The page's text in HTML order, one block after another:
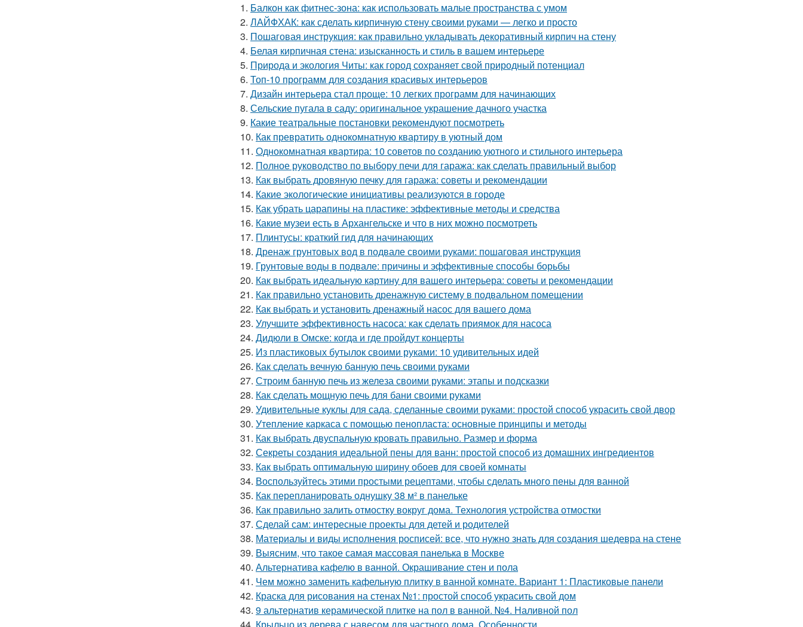
1. Балкон как фитнес-зона: как использовать малые пространства с умом
2. ЛАЙФХАК: как сделать кирпичную стену своими руками — легко и просто
3. Пошаговая инструкция: как правильно укладывать декоративный кирпич на стену
4. Белая кирпичная стена: изысканность и стиль в вашем интерьере
5. Природа и экология Читы: как город сохраняет свой природный потенциал
6. Топ-10 программ для создания красивых интерьеров
7. Дизайн интерьера стал проще: 10 легких программ для начинающих
8. Сельские пугала в саду: оригинальное украшение дачного участка
9. Какие театральные постановки рекомендуют посмотреть
10. Как превратить однокомнатную квартиру в уютный дом
11. Однокомнатная квартира: 10 советов по созданию уютного и стильного интерьера
12. Полное руководство по выбору печи для гаража: как сделать правильный выбор
13. Как выбрать дровяную печку для гаража: советы и рекомендации
14. Какие экологические инициативы реализуются в городе
15. Как убрать царапины на пластике: эффективные методы и средства
16. Какие музеи есть в Архангельске и что в них можно посмотреть
17. Плинтусы: краткий гид для начинающих
18. Дренаж грунтовых вод в подвале своими руками: пошаговая инструкция
19. Грунтовые воды в подвале: причины и эффективные способы борьбы
20. Как выбрать идеальную картину для вашего интерьера: советы и рекомендации
21. Как правильно установить дренажную систему в подвальном помещении
22. Как выбрать и установить дренажный насос для вашего дома
23. Улучшите эффективность насоса: как сделать приямок для насоса
24. Дидюли в Омске: когда и где пройдут концерты
25. Из пластиковых бутылок своими руками: 10 удивительных идей
26. Как сделать вечную банную печь своими руками
27. Строим банную печь из железа своими руками: этапы и подсказки
28. Как сделать мощную печь для бани своими руками
29. Удивительные куклы для сада, сделанные своими руками: простой способ украсить свой двор
30. Утепление каркаса с помощью пенопласта: основные принципы и методы
31. Как выбрать двуспальную кровать правильно. Размер и форма
32. Секреты создания идеальной пены для ванн: простой способ из домашних ингредиентов
33. Как выбрать оптимальную ширину обоев для своей комнаты
34. Воспользуйтесь этими простыми рецептами, чтобы сделать много пены для ванной
35. Как перепланировать однушку 38 м² в панельке
36. Как правильно залить отмостку вокруг дома. Технология устройства отмостки
37. Сделай сам: интересные проекты для детей и родителей
38. Материалы и виды исполнения росписей: все, что нужно знать для создания шедевра на стене
39. Выясним, что такое самая массовая панелька в Москве
40. Альтернатива кафелю в ванной. Окрашивание стен и пола
41. Чем можно заменить кафельную плитку в ванной комнате. Вариант 1: Пластиковые панели
42. Краска для рисования на стенах №1: простой способ украсить свой дом
43. 9 альтернатив керамической плитке на пол в ванной. №4. Наливной пол